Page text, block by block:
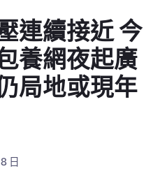
連續接近 今
養網夜起廣
局地或現年
日